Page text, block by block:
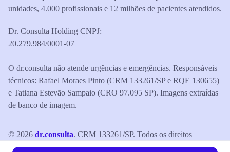
unidades, 4.000 profissionais e 12 milhões de pacientes atendidos.
Dr. Consulta Holding CNPJ:
20.279.984/0001-07
O dr.consulta não atende urgências e emergências. Responsáveis
técnicos: Rafael Moraes Pinto (CRM 133261/SP e RQE 130655)
e Tatiana Estevão Sampaio (CRO 97.095 SP). Imagens extraídas
de banco de imagem.
© 2026 dr.consulta. CRM 133261/SP. Todos os direitos
reservados.